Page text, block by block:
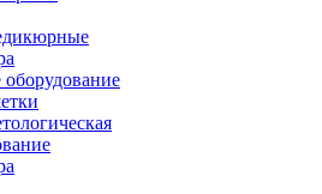
оборудование